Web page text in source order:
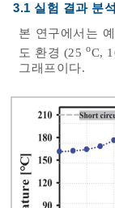
3.1 실험 결과 분석
본 연구에서는
도 환경 (25oC,
그래프이다.